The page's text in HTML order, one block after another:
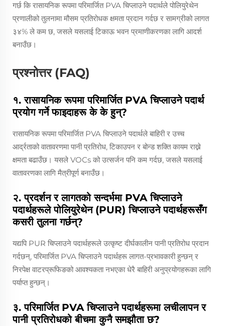
गर्छ कि रासायनिक रूपमा परिमार्जित PVA चिप्लाउने पदार्थले पोलियुरेथेन
प्रणालीको तुलनामा मौसम प्रतिरोधक क्षमता प्रदान गर्दछ र सामग्रीको लागत
३४% ले कम छ, जसले यसलाई टिकाऊ भवन प्रमाणीकरणका लागि आदर्श
बनाउँछ।
प्रश्नोत्तर (FAQ)
१. रासायनिक रूपमा परिमार्जित PVA चिप्लाउने पदार्थ
प्रयोग गर्ने फाइदाहरू के के हुन्?
रासायनिक रूपमा परिमार्जित PVA चिप्लाउने पदार्थले बाहिरी र उच्च
आर्द्रताको वातावरणमा पानी प्रतिरोध, टिकाउपन र बोन्ड शक्ति कायम राख्ने
क्षमता बढाउँछ। यसले VOCs को उत्सर्जन पनि कम गर्दछ, जसले यसलाई
वातावरणका लागि मैत्रीपूर्ण बनाउँछ।
२. प्रदर्शन र लागतको सन्दर्भमा PVA चिप्लाउने
पदार्थहरूले पोलियुरेथेन (PUR) चिप्लाउने पदार्थहरूसँग
कसरी तुलना गर्छन्?
यद्यपि PUR चिप्लाउने पदार्थहरूले उत्कृष्ट दीर्घकालीन पानी प्रतिरोध प्रदान
गर्दछन्, परिमार्जित PVA चिप्लाउने पदार्थहरू लागत-प्रभावकारी हुन्छन् र
निरपेक्ष वाटरप्रूफिङको आवश्यकता नभएका धेरै बाहिरी अनुप्रयोगहरूका लागि
पर्याप्त हुन्छन्।
३. परिमार्जित PVA चिप्लाउने पदार्थहरूमा लचीलापन र
पानी प्रतिरोधको बीचमा कुनै समझौता छ?